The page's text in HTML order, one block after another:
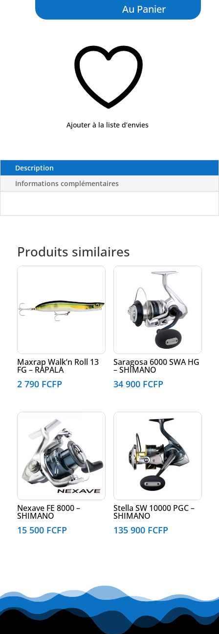
Au Panier
Ajouter à la liste d’envies
Description
Informations complémentaires
Produits similaires
Maxrap Walk’n Roll 13
FG – RAPALA
2 790 FCFP
Saragosa 6000 SWA HG
– SHIMANO
34 900 FCFP
Nexave FE 8000 –
SHIMANO
15 500 FCFP
Stella SW 10000 PGC –
SHIMANO
135 900 FCFP